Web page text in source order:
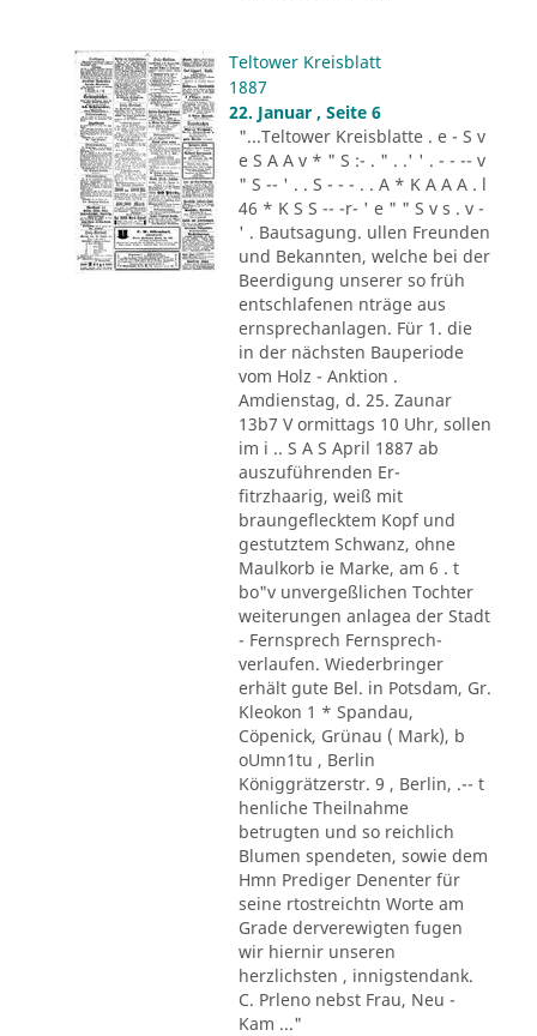
Teltower Kreisblatt
1887
22. Januar , Seite 6
"...Teltower Kreisblatte . e - S v
e S A A v * " S :- . " . .' ' . - - -- v
" S -- ' . . S - - - . . A * K A A A . l
46 * K S S -- -r- ' e " " S v s . v -
' . Bautsagung. ullen Freunden
und Bekannten, welche bei der
Beerdigung unserer so früh
entschlafenen nträge aus
ernsprechanlagen. Für 1. die
in der nächsten Bauperiode
vom Holz - Anktion .
Amdienstag, d. 25. Zaunar
13b7 V ormittags 10 Uhr, sollen
im i .. S A S April 1887 ab
auszuführenden Er-
fitrzhaarig, weiß mit
braungeflecktem Kopf und
gestutztem Schwanz, ohne
Maulkorb ie Marke, am 6 . t
bo"v unvergeßlichen Tochter
weiterungen anlagea der Stadt
- Fernsprech Fernsprech-
verlaufen. Wiederbringer
erhält gute Bel. in Potsdam, Gr.
Kleokon 1 * Spandau,
Cöpenick, Grünau ( Mark), b
oUmn1tu , Berlin
Königgrätzerstr. 9 , Berlin, .-- t
henliche Theilnahme
betrugten und so reichlich
Blumen spendeten, sowie dem
Hmn Prediger Denenter für
seine rtostreichtn Worte am
Grade derverewigten fugen
wir hiernir unseren
herzlichsten , innigstendank.
C. Prleno nebst Frau, Neu -
Kam ..."